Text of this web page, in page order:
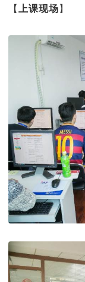
【上课现场】